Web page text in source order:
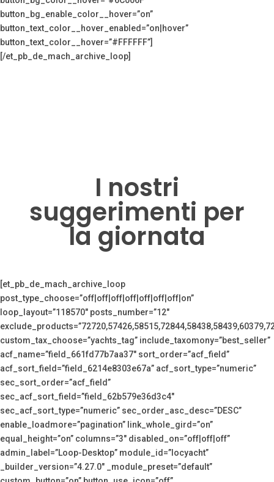
button_bg_enable_color__hover=”on”
button_text_color__hover_enabled=”on|hover”
button_text_color__hover=”#FFFFFF”]
[/et_pb_de_mach_archive_loop]
I nostri
suggerimenti per
la giornata
[et_pb_de_mach_archive_loop
post_type_choose=”off|off|off|off|off|off|off|on”
loop_layout=”118570″ posts_number=”12″
custom_tax_choose=”yachts_tag” include_taxomony=”best_seller”
acf_name=”field_661fd77b7aa37″ sort_order=”acf_field”
acf_sort_field=”field_6214e8303e67a” acf_sort_type=”numeric”
sec_sort_order=”acf_field”
sec_acf_sort_field=”field_62b579e36d3c4″
sec_acf_sort_type=”numeric” sec_order_asc_desc=”DESC”
enable_loadmore=”pagination” link_whole_gird=”on”
equal_height=”on” columns=”3″ disabled_on=”off|off|off”
admin_label=”Loop-Desktop” module_id=”locyacht”
_builder_version=”4.27.0″ _module_preset=”default”